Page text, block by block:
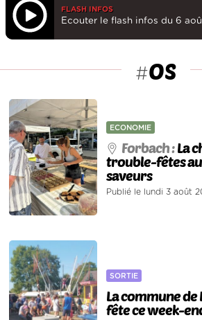
FLASH INFOS
Ecouter le flash infos du 6
#OS
ECONOMIE
Forbach :La
trouble-fêtes
saveurs
Publié le lundi 3 août
SORTIE
La commune de
fête ce week-